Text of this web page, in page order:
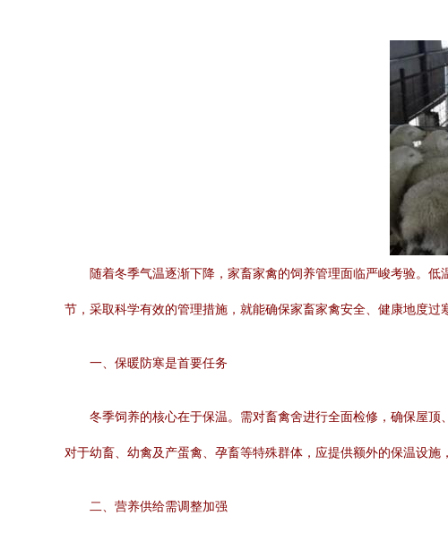
随着冬季气温逐渐下降，家畜家禽的饲养管理面临严峻考验。
节，采取科学有效的管理措施，就能确保家畜家禽安全、健康地度过
一、保暖防寒是首要任务
冬季饲养的核心在于保温。需对畜禽舍进行全面检修，确保屋
对于幼畜、幼禽及产蛋禽、孕畜等特殊群体，应提供额外的保温设
二、营养供给需调整加强